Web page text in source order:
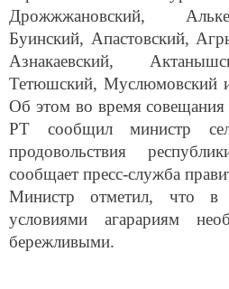
Дрожжжановский,
Буинский, Апастовский,
Азнакаевский,
Тетюшский, Муслюмовский
Об этом во время
РТ сообщил министр
продовольствия
сообщает пресс-служба
Министр отметил, что в
условиями агарариям
бережливыми.